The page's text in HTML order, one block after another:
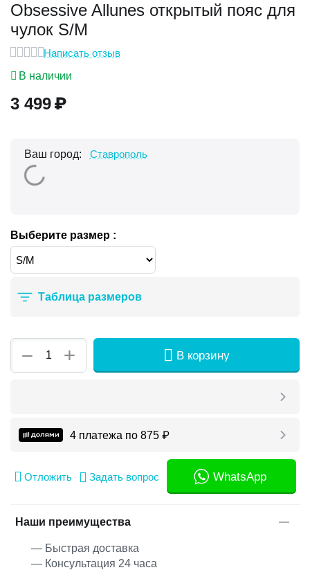
Obsessive Allunes открытый пояс для
чулок S/M
Написать отзыв
В наличии
3 499₽
Ваш город: Ставрополь
Выберите размер :
Таблица размеров
+
− В корзину
4 платежа по 875 ₽
Отложить Задать вопрос WhatsApp
Наши преимущества
— Быстрая доставка
— Консультация 24 часа